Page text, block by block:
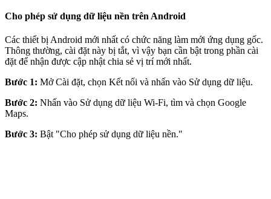
Cho phép sử dụng dữ liệu nền trên Android
Các thiết bị Android mới nhất có chức năng làm mới ứng dụng gốc.
Thông thường, cài đặt này bị tắt, vì vậy bạn cần bật trong phần cài
đặt để nhận được cập nhật chia sẻ vị trí mới nhất.
Bước 1: Mở Cài đặt, chọn Kết nối và nhấn vào Sử dụng dữ liệu.
Bước 2: Nhấn vào Sử dụng dữ liệu Wi-Fi, tìm và chọn Google
Maps.
Bước 3: Bật "Cho phép sử dụng dữ liệu nền."